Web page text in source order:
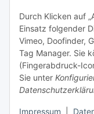
Durch Klicken auf
Einsatz folgender
Vimeo, Doofinder,
Tag Manager. Sie
(Fingerabdruck-
Sie unter
Impressum
Rechtliches
Allgemeines
Firma